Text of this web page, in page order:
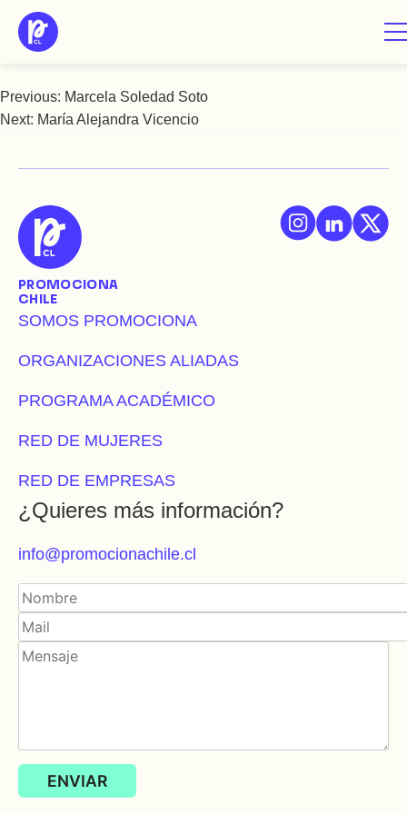
Saltar
Marcela Torrejón
Navegación
entradas
Previous: Marcela Soledad Soto
Next: María Alejandra Vicencio
PROMOCIONA
CHILE
SOMOS PROMOCIONA
ORGANIZACIONES ALIADAS
PROGRAMA ACADÉMICO
RED DE MUJERES
RED DE EMPRESAS
¿Quieres más información?
info@promocionachile.cl